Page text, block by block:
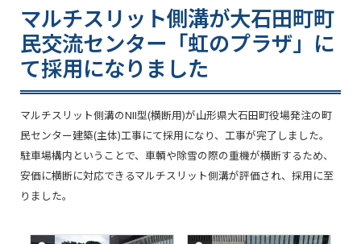
マルチスリット側溝が大石田町町
民交流センター「虹のプラザ」に
て採用になりました
マルチスリット側溝のNII型(横断用)が山形県大石田町役場発注の町
民センター建築(主体)工事にて採用になり、工事が完了しました。
駐車場構内ということで、車輌や除雪の際の重機が横断するため、
安価に横断に対応できるマルチスリット側溝が評価され、採用に至
りました。